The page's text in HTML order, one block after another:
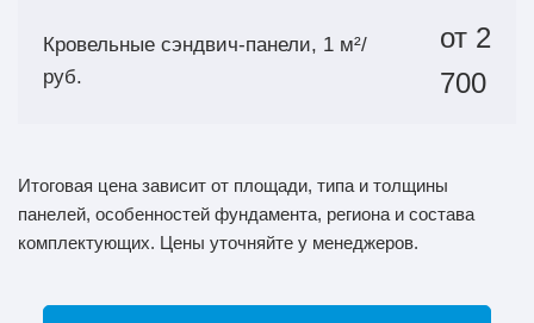
Кровельные сэндвич-панели, 1 м²/
руб.
от 2
700
Итоговая цена зависит от площади, типа и толщины
панелей, особенностей фундамента, региона и состава
комплектующих. Цены уточняйте у менеджеров.